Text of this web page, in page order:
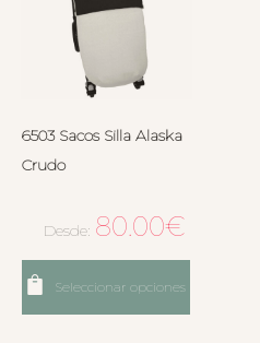
6503 Sacos Silla Alaska
Crudo
Desde: 80.00€
Seleccionar opciones